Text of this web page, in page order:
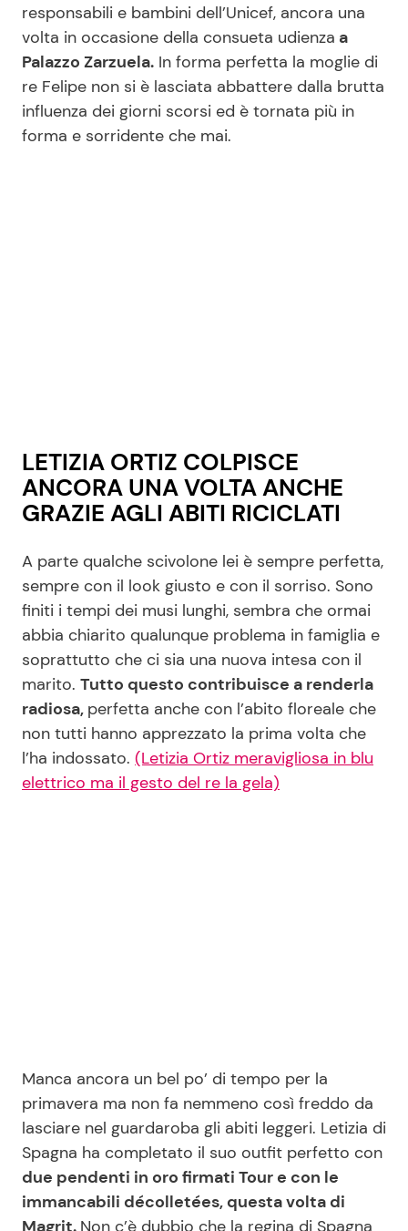
Seguici
responsabili e bambini dell’Unicef, ancora una
volta in occasione della consueta udienza a
Palazzo Zarzuela. In forma perfetta la moglie di
re Felipe non si è lasciata abbattere dalla brutta
influenza dei giorni scorsi ed è tornata più in
forma e sorridente che mai.
LETIZIA ORTIZ COLPISCE
ANCORA UNA VOLTA ANCHE
GRAZIE AGLI ABITI RICICLATI
A parte qualche scivolone lei è sempre perfetta,
sempre con il look giusto e con il sorriso. Sono
finiti i tempi dei musi lunghi, sembra che ormai
abbia chiarito qualunque problema in famiglia e
soprattutto che ci sia una nuova intesa con il
marito. Tutto questo contribuisce a renderla
radiosa, perfetta anche con l’abito floreale che
non tutti hanno apprezzato la prima volta che
l’ha indossato. (Letizia Ortiz meravigliosa in blu
elettrico ma il gesto del re la gela)
Manca ancora un bel po’ di tempo per la
primavera ma non fa nemmeno così freddo da
lasciare nel guardaroba gli abiti leggeri. Letizia di
Spagna ha completato il suo outfit perfetto con
due pendenti in oro firmati Tour e con le
immancabili décolletées, questa volta di
Magrit. Non c’è dubbio che la regina di Spagna